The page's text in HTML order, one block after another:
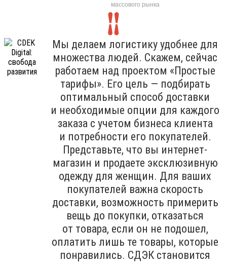
массового рынка
Мы делаем логистику удобнее для
множества людей. Скажем, сейчас
работаем над проектом «Простые
тарифы». Его цель — подбирать
оптимальный способ доставки
и необходимые опции для каждого
заказа с учетом бизнеса клиента
и потребности его покупателей.
Представьте, что вы интернет-
магазин и продаете эксклюзивную
одежду для женщин. Для ваших
покупателей важна скорость
доставки, возможность примерить
вещь до покупки, отказаться
от товара, если он не подошел,
оплатить лишь те товары, которые
понравились. СДЭК становится